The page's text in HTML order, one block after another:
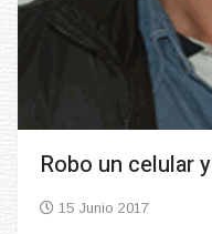
Robo un celular
15 Junio 2017